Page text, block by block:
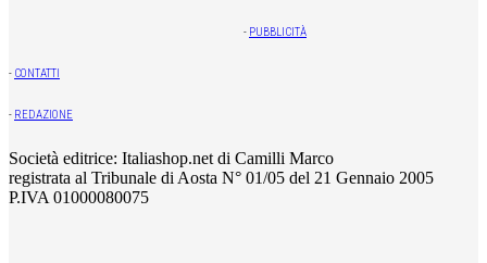
- PUBBLICITÀ
- CONTATTI
- REDAZIONE
Società editrice: Italiashop.net di Camilli Marco
registrata al Tribunale di Aosta N° 01/05 del 21 Gennaio 2005
P.IVA 01000080075